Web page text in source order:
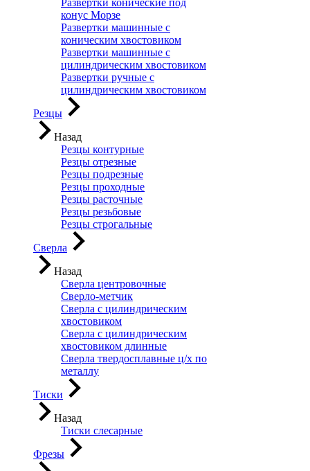
Развертки конические под
конус Морзе
Развертки машинные с
коническим хвостовиком
Развертки машинные с
цилиндрическим хвостовиком
Развертки ручные с
цилиндрическим хвостовиком
Резцы
Назад
Резцы контурные
Резцы отрезные
Резцы подрезные
Резцы проходные
Резцы расточные
Резцы резьбовые
Резцы строгальные
Сверла
Назад
Сверла центровочные
Сверло-метчик
Сверла с цилиндрическим
хвостовиком
Сверла с цилиндрическим
хвостовиком длинные
Сверла твердосплавные ц/х по
металлу
Тиски
Назад
Тиски слесарные
Фрезы